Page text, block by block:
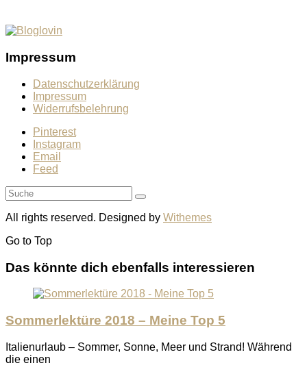
Impressum
Datenschutzerklärung
Impressum
Widerrufsbelehrung
Pinterest
Instagram
Email
Feed
All rights reserved. Designed by Withemes
Go to Top
Das könnte dich ebenfalls interessieren
Sommerlektüre 2018 – Meine Top 5
Italienurlaub – Sommer, Sonne, Meer und Strand! Während
die einen